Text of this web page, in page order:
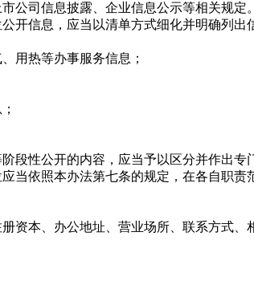
司信息披露、企业信息公示等相关规定。
息，应当以清单方式细化并明确列出
用热等办事服务信息；
性公开的内容，应当予以区分并作出专
照本办法第七条的规定，在各自职责
本、办公地址、营业场所、联系方式、